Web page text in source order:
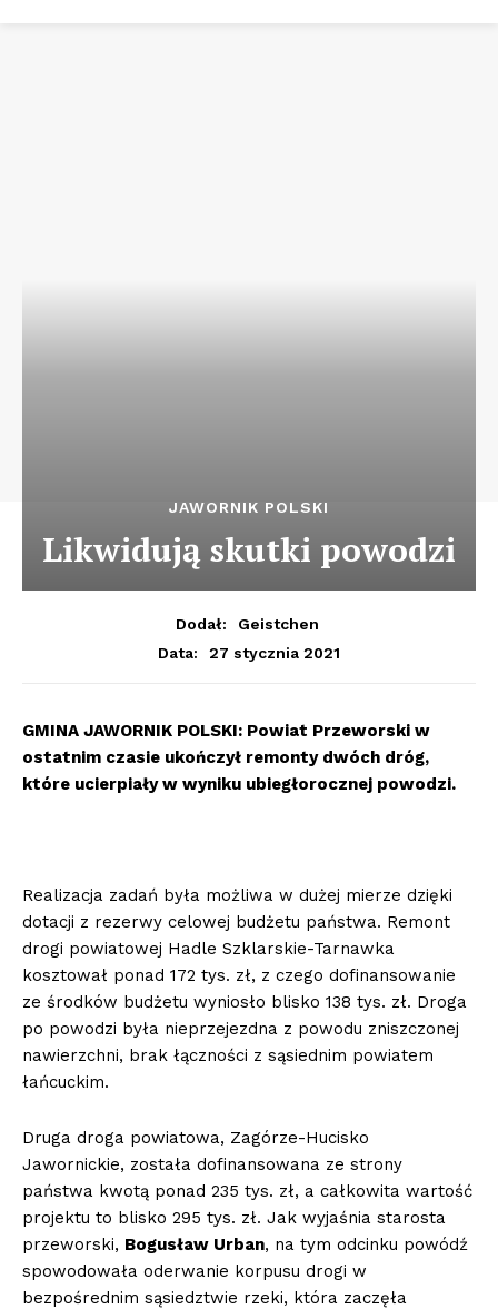
JAWORNIK POLSKI
Likwidują skutki powodzi
Dodał:
Geistchen
Data:
27 stycznia 2021
GMINA JAWORNIK POLSKI: Powiat Przeworski w
ostatnim czasie ukończył remonty dwóch dróg,
które ucierpiały w wyniku ubiegłorocznej powodzi.
Realizacja zadań była możliwa w dużej mierze dzięki
dotacji z rezerwy celowej budżetu państwa. Remont
drogi powiatowej Hadle Szklarskie-Tarnawka
kosztował ponad 172 tys. zł, z czego dofinansowanie
ze środków budżetu wyniosło blisko 138 tys. zł. Droga
po powodzi była nieprzejezdna z powodu zniszczonej
nawierzchni, brak łączności z sąsiednim powiatem
łańcuckim.
Druga droga powiatowa, Zagórze-Hucisko
Jawornickie, została dofinansowana ze strony
państwa kwotą ponad 235 tys. zł, a całkowita wartość
projektu to blisko 295 tys. zł. Jak wyjaśnia starosta
przeworski, Bogusław Urban, na tym odcinku powódź
spowodowała oderwanie korpusu drogi w
bezpośrednim sąsiedztwie rzeki, która zaczęła